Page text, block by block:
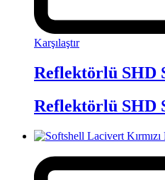
Karşılaştır
Reflektörlü SHD
Reflektörlü SHD